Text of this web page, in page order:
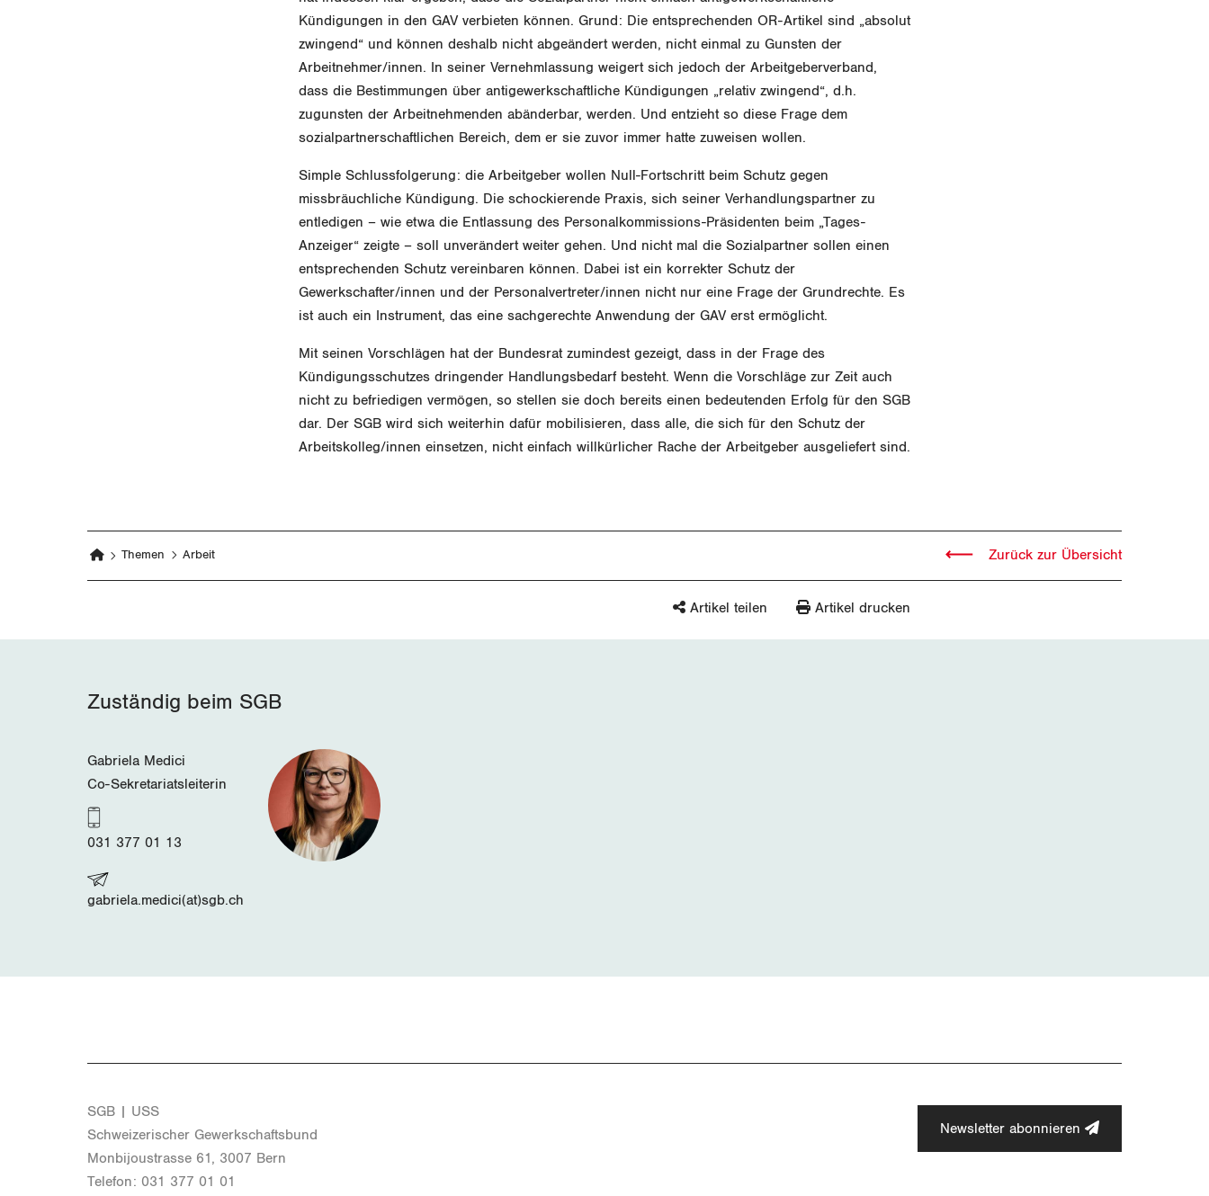
Kündigungen in den GAV verbieten können. Grund: Die entsprechenden OR-Artikel sind „absolut
zwingend“ und können deshalb nicht abgeändert werden, nicht einmal zu Gunsten der
Arbeitnehmer/innen. In seiner Vernehmlassung weigert sich jedoch der Arbeitgeberverband,
dass die Bestimmungen über antigewerkschaftliche Kündigungen „relativ zwingend“, d.h.
zugunsten der Arbeitnehmenden abänderbar, werden. Und entzieht so diese Frage dem
sozialpartnerschaftlichen Bereich, dem er sie zuvor immer hatte zuweisen wollen.
Simple Schlussfolgerung: die Arbeitgeber wollen Null-Fortschritt beim Schutz gegen
missbräuchliche Kündigung. Die schockierende Praxis, sich seiner Verhandlungspartner zu
entledigen – wie etwa die Entlassung des Personalkommissions-Präsidenten beim „Tages-
Anzeiger“ zeigte – soll unverändert weiter gehen. Und nicht mal die Sozialpartner sollen einen
entsprechenden Schutz vereinbaren können. Dabei ist ein korrekter Schutz der
Gewerkschafter/innen und der Personalvertreter/innen nicht nur eine Frage der Grundrechte. Es
ist auch ein Instrument, das eine sachgerechte Anwendung der GAV erst ermöglicht.
Mit seinen Vorschlägen hat der Bundesrat zumindest gezeigt, dass in der Frage des
Kündigungsschutzes dringender Handlungsbedarf besteht. Wenn die Vorschläge zur Zeit auch
nicht zu befriedigen vermögen, so stellen sie doch bereits einen bedeutenden Erfolg für den SGB
dar. Der SGB wird sich weiterhin dafür mobilisieren, dass alle, die sich für den Schutz der
Arbeitskolleg/innen einsetzen, nicht einfach willkürlicher Rache der Arbeitgeber ausgeliefert sind.
Themen Arbeit Zurück zur Übersicht
Artikel teilen Artikel drucken
Zuständig beim SGB
Gabriela Medici
Co-Sekretariatsleiterin
031 377 01 13
gabriela.medici(at)sgb.ch
SGB | USS
Schwei­ze­ri­scher Ge­werk­schafts­bund
Mon­bi­joustras­se 61, 3007 Bern
Te­le­fon: 031 377 01 01
Newsletter abonnieren